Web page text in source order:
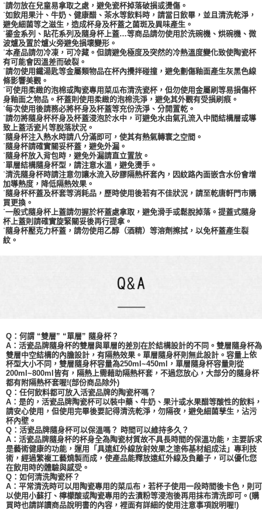
˙請勿放在兒童易拿取之處，避免瓷杯掉落破損或燙傷。
˙如飲用果汁、牛奶、健康醋、茶水等飲料時，請當日飲畢，並且清洗乾淨，
避免細菌等之滋生，造成杯身及杯蓋之菌斑及異味產生。
˙鎏金系列、貼花系列及隨身杯上蓋…等商品請勿使用於洗碗機、烘碗機、微
波爐及置於爐火旁避免損壞變形。
˙本產品請勿冷凍，可冷藏。但請避免極度及突然的冷熱溫度變化致使陶瓷杯
有可能會因溫差而破裂。
˙請勿使用鐵湯匙等金屬類物品在杯內攪拌碰撞，避免劃傷釉面產生灰黑色線
條影響美觀。
˙可使用柔緻的泡棉或陶瓷專用菜瓜布清洗瓷杯，但勿使用金屬刷等易損傷杯
身釉面之物品。杯蓋則使用柔緻的泡棉洗淨，避免其外觀有受損刷痕。
˙每次使用後請務必將杯身及杯蓋等充份洗淨、分開置乾。
˙請勿將隨身杯杯身及杯蓋浸泡於水中，可避免水由氣孔流入中間結構層或導
致上蓋活瓷片等脫落狀況。
˙隨身杯注入熱水時請八分滿即可，使其有熱氣轉寰之空間。
˙隨身杯請確實關妥杯蓋，避免外漏。
˙隨身杯放入背包時，避免外漏請直立置放。
˙單層結構隨身杯型，請注意水溫，避免燙手。
˙清洗隨身杯時請注意勿讓水流入矽膠隔熱杯套內，因紋路內面嵌含水份會增
加導熱度，降低隔熱效果。
˙隨身杯杯蓋及杯套等消耗品，歷時使用後若有不佳狀況，請至乾唐軒門市購
買更換。
˙一般式隨身杯上蓋請勿握於杯蓋處拿取，避免滑手或鬆脫掉落。提蓋式隨身
杯上蓋則請確實旋緊關妥後再行提拿。
˙隨身杯壓克力杯蓋，請勿使用乙醇（酒精）等溶劑擦拭，以免杯蓋產生裂
紋。
Q：何謂 “雙層” “單層” 隨身杯？
A：活瓷品牌隨身杯的雙層與單層的差別在於結構設計的不同。雙層隨身杯為
雙層中空結構的內膽設計，有隔熱效果。單層隨身杯則無此設計。容量上依
杯型大小不同， 雙層 隨身杯容量為250ml~450ml，單層隨身杯容量則從
200ml~800ml皆有，隔熱上需藉助隔熱杯套，不過您放心，大部分的隨身杯
都有附隔熱杯套喔!(部份商品除外)
Q：任何飲料都可放入活瓷品牌的陶瓷杯嗎？
A：是的，活瓷品牌陶瓷杯可以裝中藥、牛奶、果汁或水果醋等酸性的飲料，
請安心使用，但使用完畢後要記得清洗乾淨，勿隔夜，避免細菌孳生，沾污
杯內壁。
Q：活瓷品牌隨身杯可以保溫嗎？ 時間可以維持多久？
A：活瓷品牌隨身杯的杯身全為陶瓷材質故不具長時間的保溫功能，主要訴求
是藝術健康的功能，運用「具遠紅外線放射效果之塗佈基材組成法」專利技
術，經過繁複工藝燒製而成，使產品能釋放遠紅外線及負離子，可以優化您
在飲用時的體驗與感受。
Q：如何清洗陶瓷杯？
A：平常清洗時可以用陶瓷專用的菜瓜布，若杯子使用一段時間後卡色，則可
以使用小蘇打、檸檬酸或陶瓷專用的去漬粉等浸泡後再用抹布清洗即可。(購
買時也請詳讀商品說明書的內容，裡面有詳細的使用注意事項說明喔!)